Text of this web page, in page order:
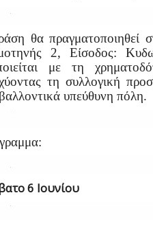
θα πραγματοποιηθεί
2, Είσοδος:
με τη
τη συλλογική
υπεύθυνη πόλη.
6 Ιουνίου